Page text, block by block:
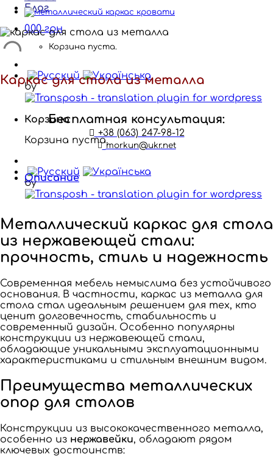
Блог
0.00грн
Корзина пуста.
by
Корзина
Корзина пуста.
by
Каркас для стола из металла
Бесплатная консультация:
+38 (063) 247-98-12
morkun@ukr.net
Описание
Металлический каркас для стола
из нержавеющей стали:
прочность, стиль и надежность
Современная мебель немыслима без устойчивого
основания. В частности, каркас из металла для
стола стал идеальным решением для тех, кто
ценит долговечность, стабильность и
современный дизайн. Особенно популярны
конструкции из нержавеющей стали,
обладающие уникальными эксплуатационными
характеристиками и стильным внешним видом.
Преимущества металлических
опор для столов
Конструкции из высококачественного металла,
особенно из нержавейки, обладают рядом
ключевых достоинств: